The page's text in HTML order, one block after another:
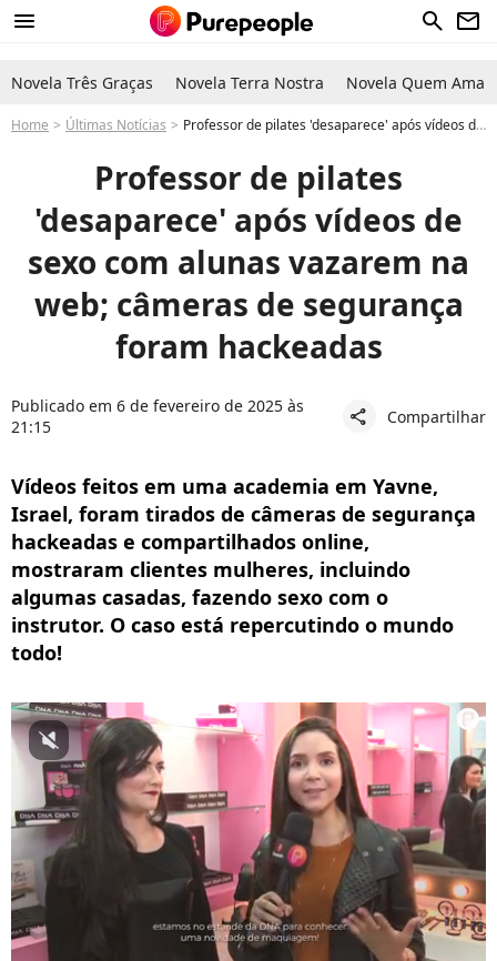
menu search newsletter
Novela Três Graças Novela Terra Nostra Novela Quem Ama
Home Últimas Notícias Professor de pilates 'desaparece' após vídeos de sexo com alunas vazarem na web; câmeras de segurança foram hackeadas
Professor de pilates
'desaparece' após vídeos de
sexo com alunas vazarem na
web; câmeras de segurança
foram hackeadas
Publicado em 6 de fevereiro de 2025 às
21:15
share Compartilhar
Vídeos feitos em uma academia em Yavne,
Israel, foram tirados de câmeras de segurança
hackeadas e compartilhados online,
mostraram clientes mulheres, incluindo
algumas casadas, fazendo sexo com o
instrutor. O caso está repercutindo o mundo
todo!